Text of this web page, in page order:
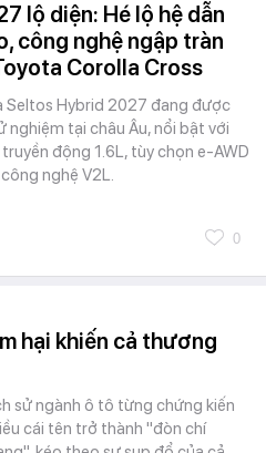
lộ diện: Hé lộ hệ dẫn
công nghệ ngập tràn
Corolla Cross
Seltos Hybrid 2027 đang được
nghiệm tại châu Âu, nổi bật với
động 1.6L, tùy chọn e-AWD
nghệ V2L.
0
hại khiến cả thương
sử ngành ô tô từng chứng kiến
cái tên trở thành "đòn chí